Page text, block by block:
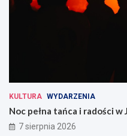
KULTURA WYDARZENIA
Noc pełna tańca i radości w
7 sierpnia 2026